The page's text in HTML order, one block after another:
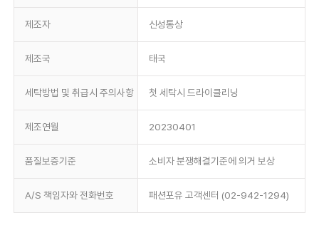
제조자 신성통상
제조국 태국
세탁방법 및 취급시 주의사항 첫 세탁시 드라이클리닝
제조연월 20230401
품질보증기준 소비자 분쟁해결기준에 의거 보상
A/S 책임자와 전화번호 패션포유 고객센터 (02-942-1294)